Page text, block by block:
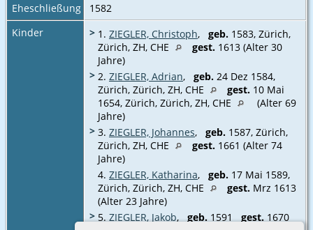
Eheschließung
1582
Kinder
> 1. ZIEGLER, Christoph, geb. 1583, Zürich,
Zürich, ZH, CHE
gest. 1613 (Alter 30
Jahre)
> 2. ZIEGLER, Adrian, geb. 24 Dez 1584,
Zürich, Zürich, ZH, CHE
gest. 10 Mai
1654, Zürich, Zürich, ZH, CHE
(Alter 69
Jahre)
> 3. ZIEGLER, Johannes, geb. 1587, Zürich,
Zürich, ZH, CHE
gest. 1661 (Alter 74
Jahre)
4. ZIEGLER, Katharina, geb. 17 Mai 1589,
Zürich, Zürich, ZH, CHE
gest. Mrz 1613
(Alter 23 Jahre)
> 5. ZIEGLER, Jakob, geb. 1591 gest. 1670